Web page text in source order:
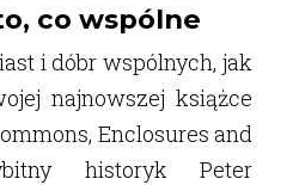
co wspólne
i dóbr wspólnych, jak
najnowszej książce
Enclosures and
historyk Peter